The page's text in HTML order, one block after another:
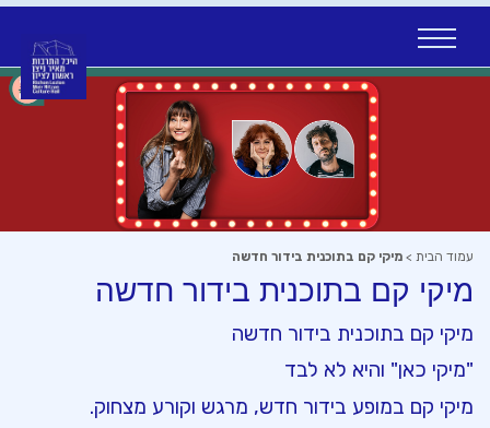
Skip
עמוד הבית > מיקי קם בתוכנית בידור חדשה
מיקי קם בתוכנית בידור חדשה
מיקי קם בתוכנית בידור חדשה
"מיקי כאן" והיא לא לבד
מיקי קם במופע בידור חדש, מרגש וקורע מצחוק.